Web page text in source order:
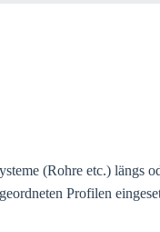
(Rohre etc.) längs
Profilen
Ihre